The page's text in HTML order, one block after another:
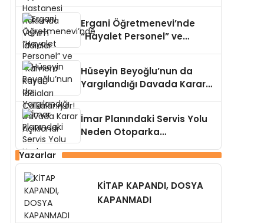
Ergani Öğretmenevi’nde
“Hayalet Personel” ve
Hüseyin Beyoğlu’nun da
Yargılandığı Davada Karar
İmar Planındaki Servis Yolu
Neden Otoparka
Yazarlar
KİTAP KAPANDI, DOSYA
KAPANMADI